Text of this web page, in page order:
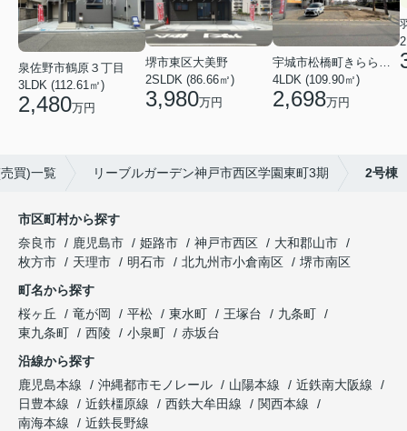
泉佐野市鶴原３丁目
3LDK (112.61㎡)
2,480万円
堺市東区大美野
2SLDK (86.66㎡)
3,980万円
宇城市松橋町きらら３丁目
4LDK (109.90㎡)
2,698万円
買)一覧 リーブルガーデン神戸市西区学園東町3期 2号棟
市区町村から探す
奈良市
鹿児島市 姫路市 神戸市西区
大和郡山市
枚方市
天理市 明石市 北九州市小倉南区
堺市南区
町名から探す
桜ヶ丘
竜が岡 平松 東水町 王塚台
九条町
東九条町
西陵 小泉町
赤坂台
沿線から探す
鹿児島本線
沖縄都市モノレール 山陽本線
近鉄南大阪線
日豊本線
近鉄橿原線 西鉄大牟田線
関西本線
南海本線
近鉄長野線